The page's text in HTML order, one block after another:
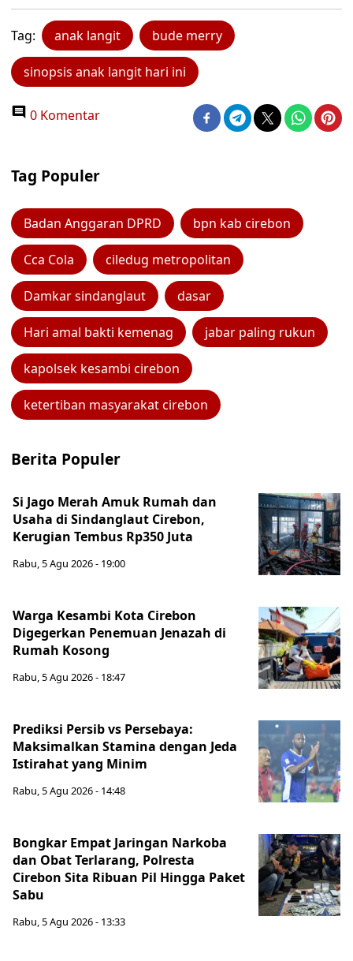
Tag: anak langit bude merry
sinopsis anak langit hari ini
0 Komentar
Tag Populer
Badan Anggaran DPRD bpn kab cirebon
Cca Cola ciledug metropolitan
Damkar sindanglaut dasar
Hari amal bakti kemenag jabar paling rukun
kapolsek kesambi cirebon
ketertiban masyarakat cirebon
Berita Populer
Si Jago Merah Amuk Rumah dan
Usaha di Sindanglaut Cirebon,
Kerugian Tembus Rp350 Juta
Rabu, 5 Agu 2026 - 19:00
Warga Kesambi Kota Cirebon
Digegerkan Penemuan Jenazah di
Rumah Kosong
Rabu, 5 Agu 2026 - 18:47
Prediksi Persib vs Persebaya:
Maksimalkan Stamina dengan Jeda
Istirahat yang Minim
Rabu, 5 Agu 2026 - 14:48
Bongkar Empat Jaringan Narkoba
dan Obat Terlarang, Polresta
Cirebon Sita Ribuan Pil Hingga Paket
Sabu
Rabu, 5 Agu 2026 - 13:33